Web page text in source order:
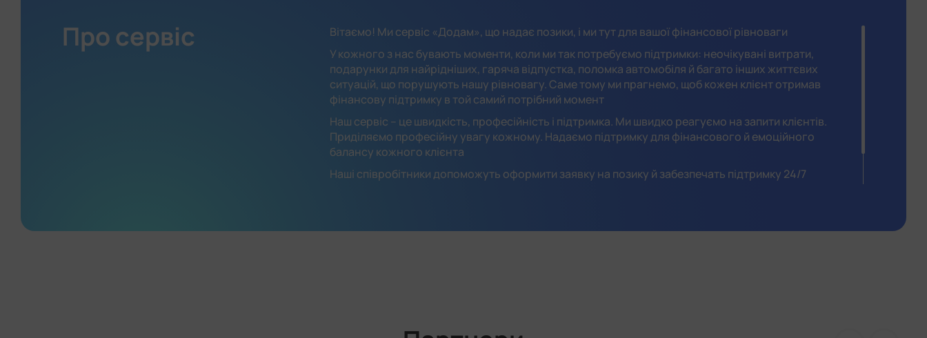
Про сервіс
Вітаємо! Ми сервіс «Додам», що надає позики, і ми тут для вашої фінансової рівноваги
У кожного з нас бувають моменти, коли ми так потребуємо підтримки: неочікувані витрати,
подарунки для найрідніших, гаряча відпустка, поломка автомобіля й багато інших життєвих
ситуацій, що порушують нашу рівновагу. Саме тому ми прагнемо, щоб кожен клієнт отримав
фінансову підтримку в той самий потрібний момент
Наш сервіс – це швидкість, професійність і підтримка. Ми швидко реагуємо на запити клієнтів.
Приділяємо професійну увагу кожному. Надаємо підтримку для фінансового й емоційного
балансу кожного клієнта
Наші співробітники допоможуть оформити заявку на позику й забезпечать підтримку 24/7